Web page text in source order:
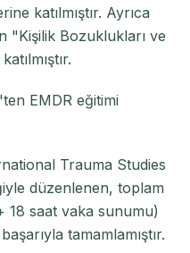
katılmıştır. Ayrıca
"Kişilik Bozuklukları ve
EMDR eğitimi
Trauma Studies
düzenlenen, toplam
18 saat vaka sunumu)
tamamlamıştır.